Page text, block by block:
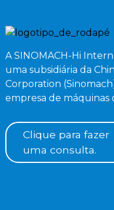
A SINOMACH-Hi
uma subsidiária da
Corporation
empresa de máquinas
Clique para fazer
uma consulta.